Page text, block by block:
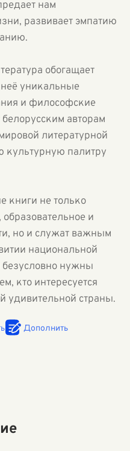
нам
развивает эмпатию
обогащает
уникальные
и философские
авторам
литературной
культурную палитру
книги не только
и
но и служат важным
национальной
безусловно нужны
кто интересуется
удивительной страны.
Дополнить